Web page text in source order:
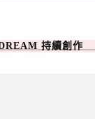
持續創作